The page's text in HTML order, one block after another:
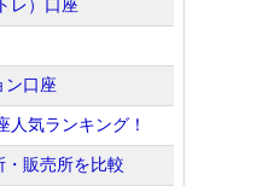
レ）口座
ン口座
人気ランキング！
・販売所を比較